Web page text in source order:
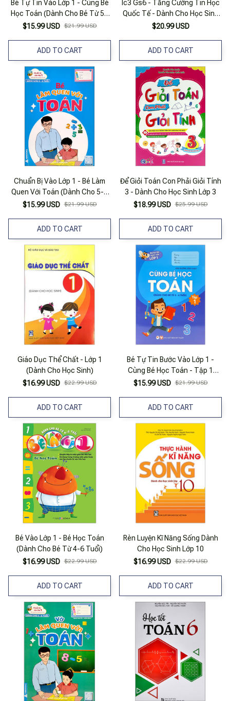
Bé Tự Tin Vào Lớp 1 - Cùng Bé
Học Toán (Dành Cho Bé Từ 5 -
6 Tuổi) - Tập 2
$15.99 USD $21.99 USD
ADD TO CART
Ic3 Gs6 - Tăng Cường Tin Học
Quốc Tế - Dành Cho Học Sinh
Lớp 6
$20.99 USD
ADD TO CART
Chuẩn Bị Vào Lớp 1 - Bé Làm
Quen Với Toán (Dành Cho 5-6
Tuổi)
$15.99 USD $21.99 USD
ADD TO CART
Để Giỏi Toán Con Phải Giỏi Tính
3 - Dành Cho Học Sinh Lớp 3
$18.99 USD $25.99 USD
ADD TO CART
Giáo Dục Thể Chất - Lớp 1
(Dành Cho Học Sinh)
$16.99 USD $22.99 USD
ADD TO CART
Bé Tự Tin Bước Vào Lớp 1 -
Cùng Bé Học Toán - Tập 1
(Dành Cho Bé Từ 5 - 6 Tuổi)
$15.99 USD $21.99 USD
ADD TO CART
Bé Vào Lớp 1 - Bé Học Toán
(Dành Cho Bé Từ 4-6 Tuổi)
$16.99 USD $22.99 USD
ADD TO CART
Rèn Luyện Kĩ Năng Sống Dành
Cho Học Sinh Lớp 10
$16.99 USD $22.99 USD
ADD TO CART